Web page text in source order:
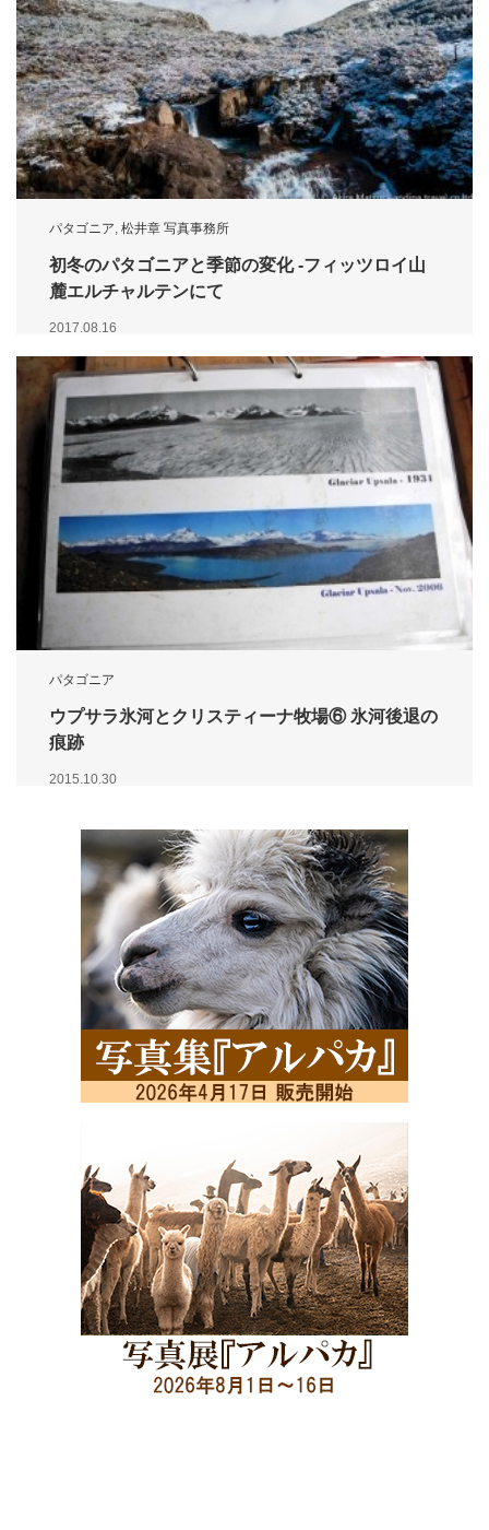
パタゴニア 松井章 写真事務所
初冬のパタゴニアと季節の変化 -フィッツロイ山
麓エルチャルテンにて
2017.08.16
パタゴニア
ウプサラ氷河とクリスティーナ牧場⑥ 氷河後退の
痕跡
2015.10.30